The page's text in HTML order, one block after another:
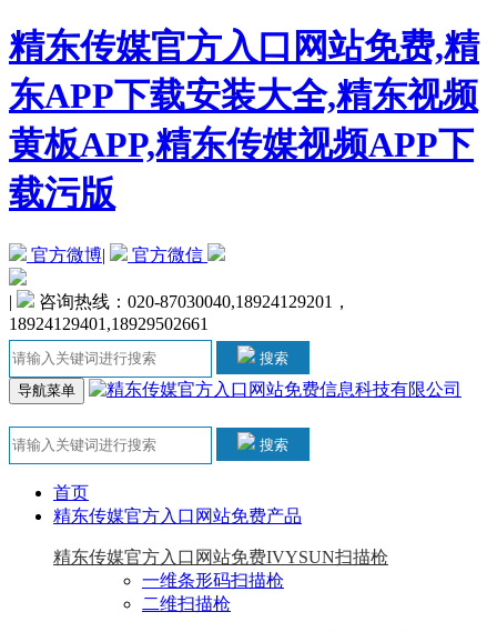
精东传媒官方入口网站免费,精
东APP下载安装大全,精东视频
黄板APP,精东传媒视频APP下
载污版
官方微博| 官方微信
|
咨询热线：020-87030040,18924129201，
18924129401,18929502661
搜索
导航菜单
搜索
首页
精东传媒官方入口网站免费产品
精东传媒官方入口网站免费IVYSUN扫描枪
一维条形码扫描枪
二维扫描枪